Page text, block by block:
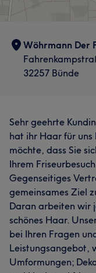
Wöhrmann Der
32257 Bünde
Sehr geehrte
hat ihr Haar für uns
möchte, dass Sie
Ihrem
Gegenseitiges
gemeinsames Ziel
Daran arbeiten wir
schönes Haar.
bei Ihren Fragen
Leistungsangebot,
Umformungen;